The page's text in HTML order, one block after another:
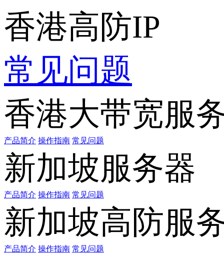
香港高防IP
常见问题
香港大带宽服
产品简介 操作指南 常见问题
新加坡服务器
产品简介 操作指南 常见问题
新加坡高防服
产品简介 操作指南 常见问题